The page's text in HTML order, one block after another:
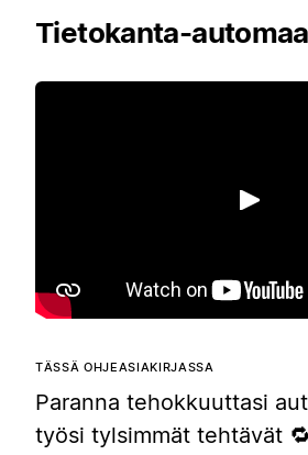
Tietokanta-
TÄSSÄ OHJEASIAKIRJASSA
Paranna tehokkuuttasi
työsi tylsimmät tehtävät 🔁